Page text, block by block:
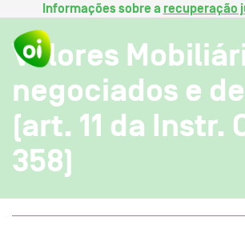
Informações sobre a recuperação
Valores
negociados e
(art. 11 da Instr.
358)